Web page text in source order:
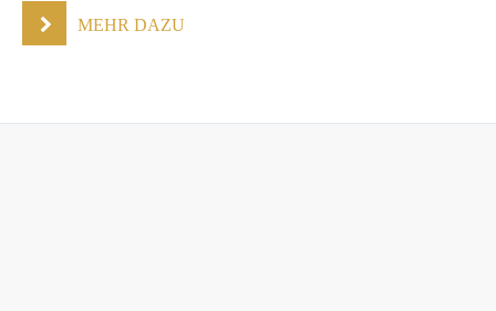
MEHR DAZU